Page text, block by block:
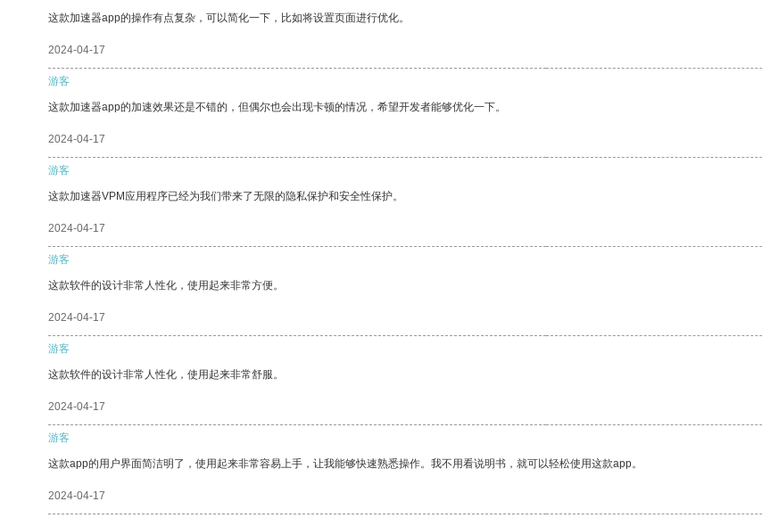
这款加速器app的操作有点复杂，可以简化一下，比如将设置页面进行优化。
2024-04-17
游客
这款加速器app的加速效果还是不错的，但偶尔也会出现卡顿的情况，希望开发者能够优化一下。
2024-04-17
游客
这款加速器VPM应用程序已经为我们带来了无限的隐私保护和安全性保护。
2024-04-17
游客
这款软件的设计非常人性化，使用起来非常方便。
2024-04-17
游客
这款软件的设计非常人性化，使用起来非常舒服。
2024-04-17
游客
这款app的用户界面简洁明了，使用起来非常容易上手，让我能够快速熟悉操作。我不用看说明书，就可以轻松使用这款app。
2024-04-17